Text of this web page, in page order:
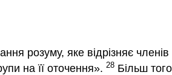
розуму, яке відрізняє членів
на її оточення». 28 Більш